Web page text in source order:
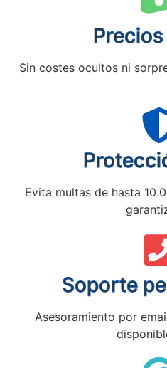
Sin costes ocultos ni
Evita multas de hasta
Soporte
Asesoramiento por